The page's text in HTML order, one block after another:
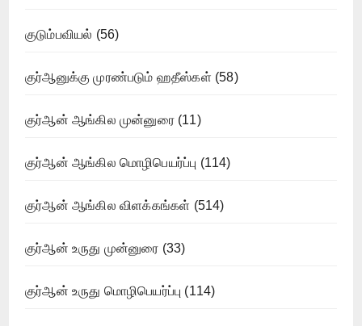
குடும்பவியல் (56)
குர்ஆனுக்கு முரண்படும் ஹதீஸ்கள் (58)
குர்ஆன் ஆங்கில முன்னுரை(11)
குர்ஆன் ஆங்கில மொழிபெயர்ப்பு (114)
குர்ஆன் ஆங்கில விளக்கங்கள் (514)
குர்ஆன் உருது முன்னுரை (33)
குர்ஆன் உருது மொழிபெயர்ப்பு (114)